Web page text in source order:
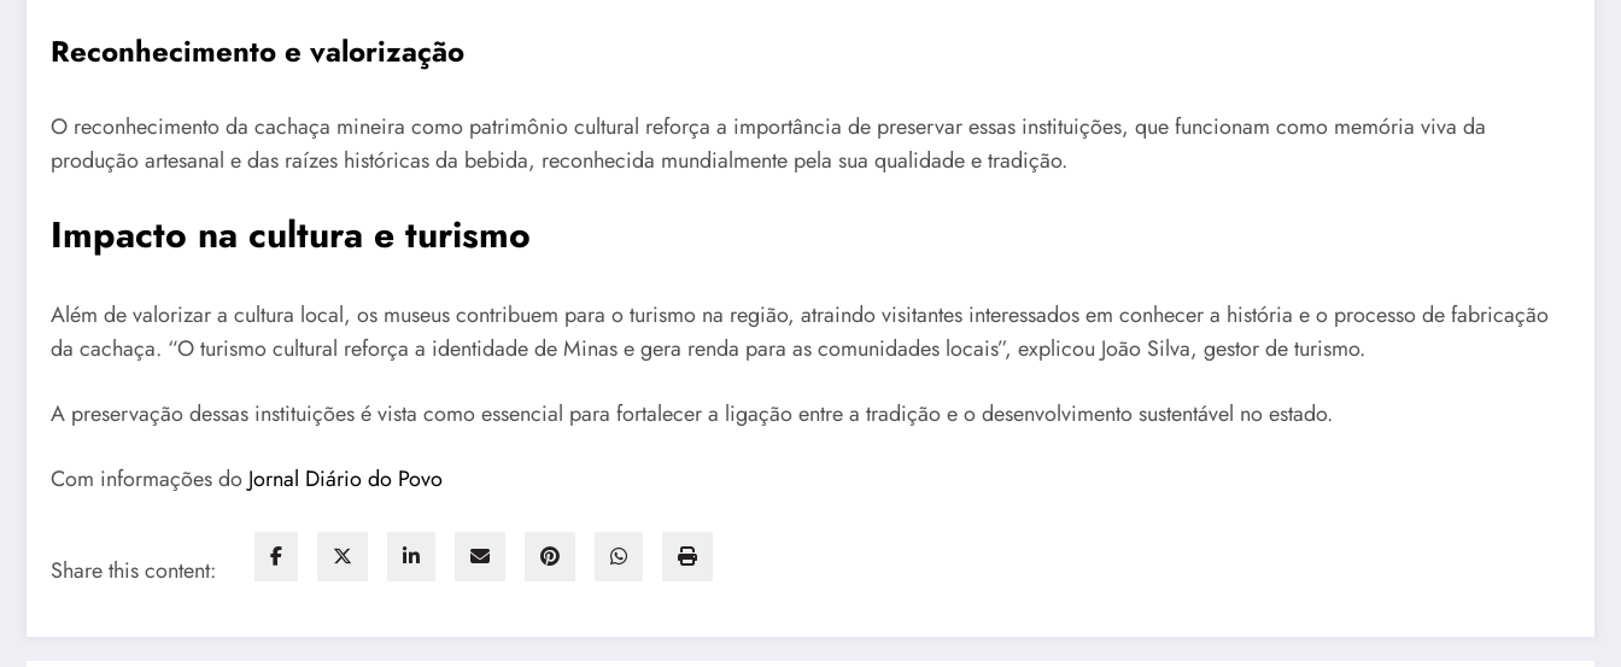
Reconhecimento e valorização
O reconhecimento da cachaça mineira como patrimônio cultural reforça a importância de preservar essas instituições, que funcionam como memória viva da
produção artesanal e das raízes históricas da bebida, reconhecida mundialmente pela sua qualidade e tradição.
Impacto na cultura e turismo
Além de valorizar a cultura local, os museus contribuem para o turismo na região, atraindo visitantes interessados em conhecer a história e o processo de fabricação
da cachaça. “O turismo cultural reforça a identidade de Minas e gera renda para as comunidades locais”, explicou João Silva, gestor de turismo.
A preservação dessas instituições é vista como essencial para fortalecer a ligação entre a tradição e o desenvolvimento sustentável no estado.
Com informações do Jornal Diário do Povo
Share this content: